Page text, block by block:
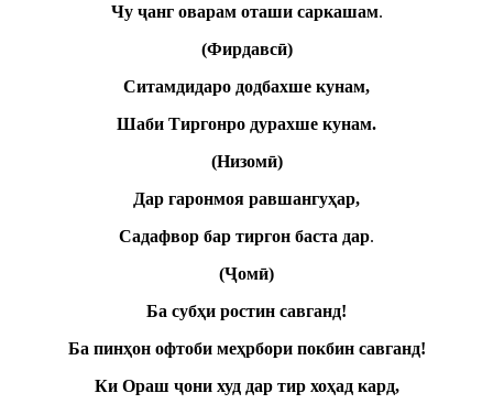
Чу ҷанг оварам оташи саркашам.
(Фирдавсӣ)
Ситамдидаро додбахше кунам,
Шаби Тиргонро дурахше кунам.
(Низомӣ)
Дар гаронмоя равшангуҳар,
Садафвор бар тиргон баста дар.
(Ҷомӣ)
Ба субҳи ростин савганд!
Ба пинҳон офтоби меҳрбори покбин савганд!
Ки Ораш ҷони худ дар тирхоҳад кард,